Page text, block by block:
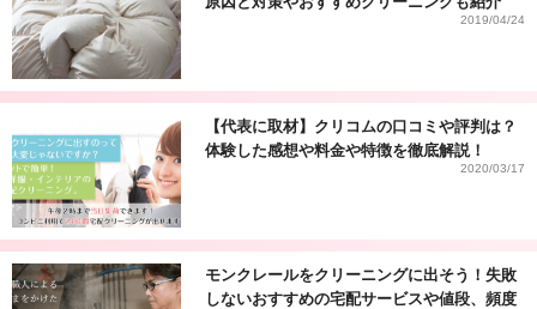
2019/04/24
【代表に取材】クリコムの口コミや評判は？
体験した感想や料金や特徴を徹底解説！
2020/03/17
モンクレールをクリーニングに出そう！失敗
しないおすすめの宅配サービスや値段、頻度